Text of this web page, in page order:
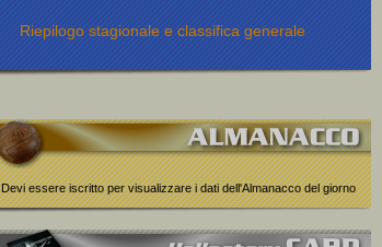
Riepilogo stagionale e classifica generale
Devi essere iscritto per visualizzare i dati dell'Almanacco del giorno